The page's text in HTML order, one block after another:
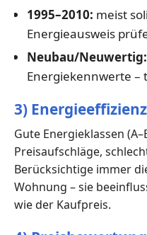
1995–2010: meist
Energieausweis
Neubau/Neuwertig:
Energiekennwerte –
3)
Gute Energieklassen
Preisaufschläge,
Berücksichtige immer
Wohnung – sie
wie der Kaufpreis.